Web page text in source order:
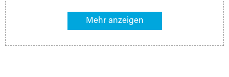
gehören z. B. Verpackungsservice, Lieferung von
Ihr Lagergut wird bei Ihrem Extraraum Partner